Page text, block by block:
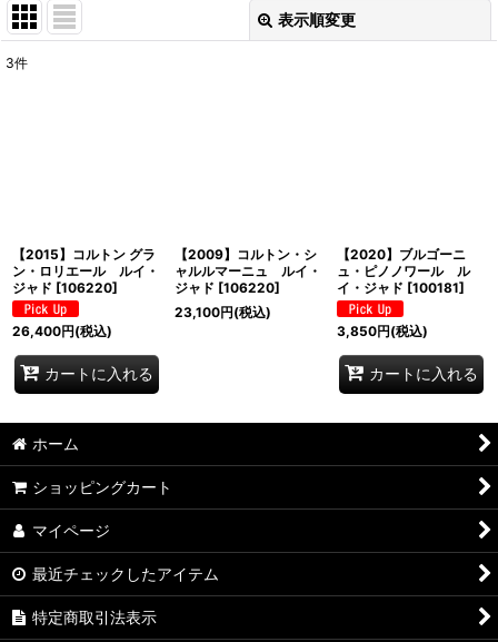
表示順変更
3件
【2015】コルトン グラ
ン・ロリエール ルイ・
ジャド [106220]
26,400円(税込)
カートに入れる
【2009】コルトン・シ
ャルルマーニュ ルイ・
ジャド [106220]
23,100円(税込)
【2020】ブルゴーニ
ュ・ピノノワール ル
イ・ジャド [100181]
3,850円(税込)
カートに入れる
ホーム
ショッピングカート
マイページ
最近チェックしたアイテム
特定商取引法表示